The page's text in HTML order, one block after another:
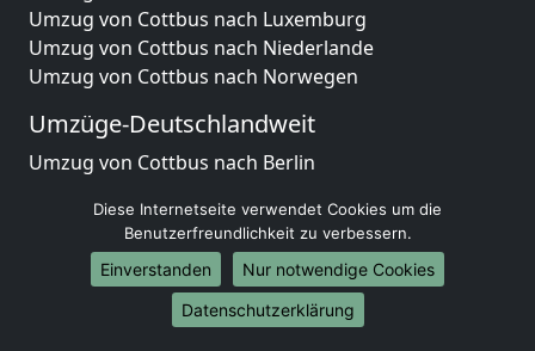
Umzug von Cottbus nach Luxemburg
Umzug von Cottbus nach Niederlande
Umzug von Cottbus nach Norwegen
Umzüge-Deutschlandweit
Umzug von Cottbus nach Berlin
Umzug von Cottbus nach München
Umzug von Cottbus nach Köln
Umzug von Cottbus nach Frankfurt am Main
Umzug von Cottbus nach Stuttgart
Umzug von Cottbus nach Düsseldorf
Diese Internetseite verwendet Cookies um die
Benutzerfreundlichkeit zu verbessern.
Einverstanden
Nur notwendige Cookies
Datenschutzerklärung